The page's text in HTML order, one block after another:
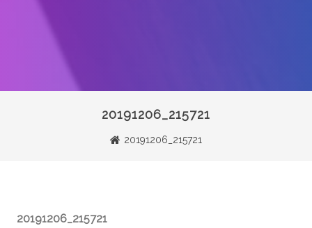
20191206_215721
20191206_215721
20191206_215721